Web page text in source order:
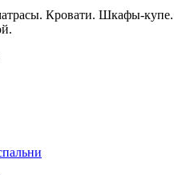
Кровати. Шкафы-